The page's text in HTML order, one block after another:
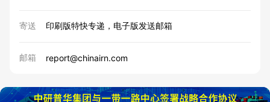
寄送 印刷版特快专递，电子版发送邮箱
邮箱 report@chinairn.com